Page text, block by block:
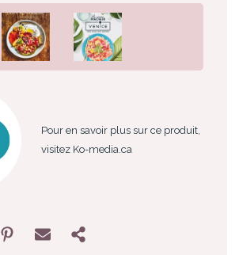
Pour en savoir plus sur ce produit,
visitez Ko-media.ca